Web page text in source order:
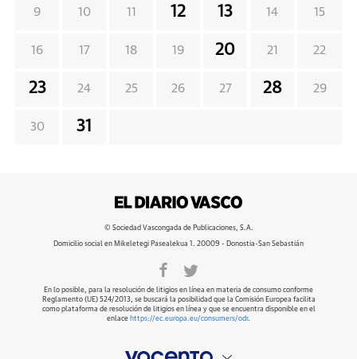
9 10 11 12 13 14 15
16 17 18 19 20 21 22
23 24 25 26 27 28 29
30 31
© Sociedad Vascongada de Publicaciones, S.A.
Domicilio social en Mikeletegi Pasealekua 1. 20009 - Donostia-San Sebastián
En lo posible, para la resolución de litigios en línea en materia de consumo conforme
Reglamento (UE) 524/2013, se buscará la posibilidad que la Comisión Europea facilita
como plataforma de resolución de litigios en línea y que se encuentra disponible en el
enlace https://ec.europa.eu/consumers/odr.